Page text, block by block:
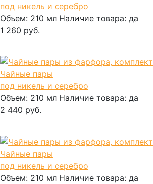
под никель и серебро
Объем: 210 мл Наличие товара: да
1 260 руб.
Чайные пары
под никель и серебро
Объем: 210 мл Наличие товара: да
2 440 руб.
Чайные пары
под никель и серебро
Объем: 210 мл Наличие товара: да